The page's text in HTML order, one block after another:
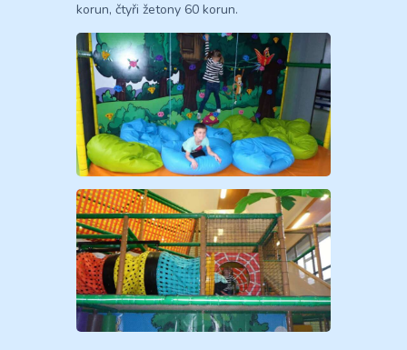
korun, čtyři žetony 60 korun.